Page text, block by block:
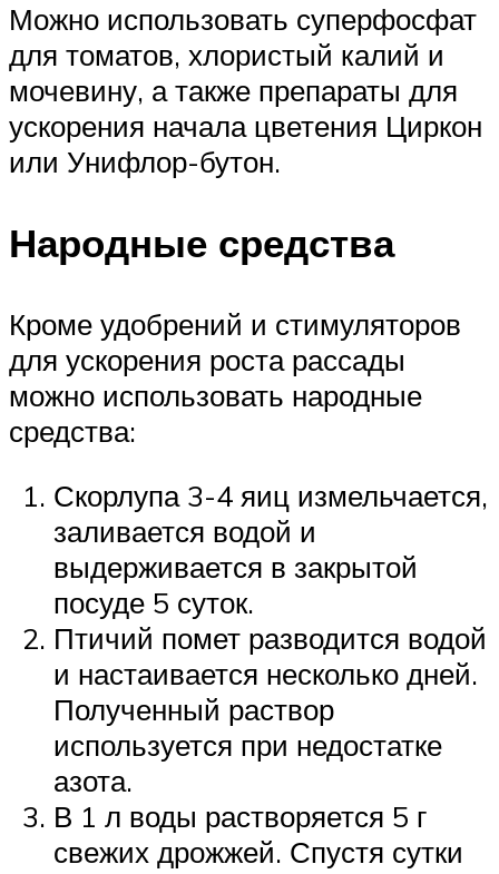
Можно использовать суперфосфат
для томатов, хлористый калий и
мочевину, а также препараты для
ускорения начала цветения Циркон
или Унифлор-бутон.
Народные средства
Кроме удобрений и стимуляторов
для ускорения роста рассады
можно использовать народные
средства:
Скорлупа 3-4 яиц измельчается,
заливается водой и
выдерживается в закрытой
посуде 5 суток.
Птичий помет разводится водой
и настаивается несколько дней.
Полученный раствор
используется при недостатке
азота.
В 1 л воды растворяется 5 г
свежих дрожжей. Спустя сутки